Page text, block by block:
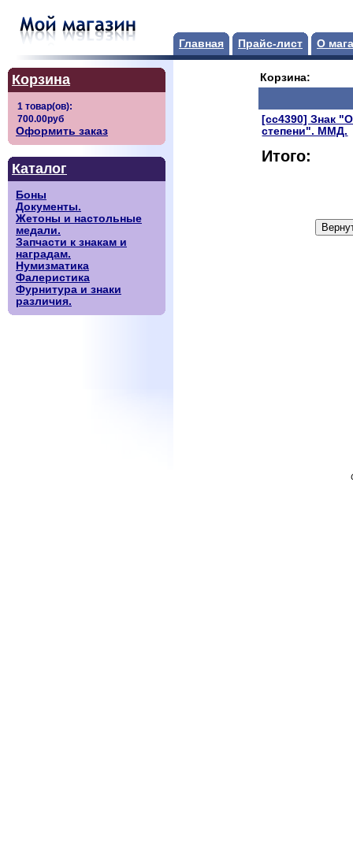
Главная Прайс-лист О
Корзина
Оформить заказ
Каталог
Боны
Документы.
Жетоны и настольные
медали.
Запчасти к знакам и
наградам.
Нумизматика
Фалеристика
Фурнитура и знаки
различия.
Корзина:
[сс4390] Знак
степени". ММД.
Итого: